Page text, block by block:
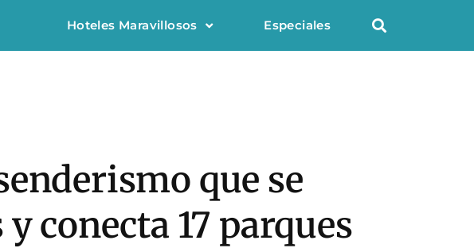
Hoteles Maravillosos Especiales
que se
conecta 17 parques